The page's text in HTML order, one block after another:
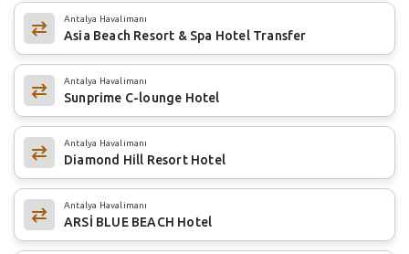
Antalya Havalimanı
Asia Beach Resort & Spa Hotel Transfer
Antalya Havalimanı
Sunprime C-lounge Hotel
Antalya Havalimanı
Diamond Hill Resort Hotel
Antalya Havalimanı
ARSİ BLUE BEACH Hotel